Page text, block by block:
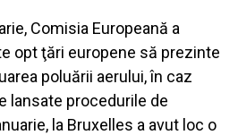
Comisia Europeană a
opt ţări europene să prezinte
poluării aerului, în caz
lansate procedurile de
la Bruxelles a avut loc o